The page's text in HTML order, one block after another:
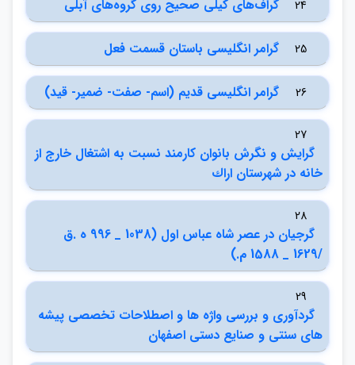
24 گراف‌هاي كيلي صحيح روي گروه‌هاي آبلي
25 گرامر انگليسي باستان قسمت فعل
26 گرامر انگليسي قديم (اسم- صفت- ضمير- قيد)
27
گرايش و نگرش بانوان كارمند نسبت به اشتغال خارج از
خانه در شهرستان اراك
28
گرجيان در عصر شاه عباس اول (1038 _ 996 ه .ق
/1629 _ 1588 م.)
29
گردآوري و بررسي واژه ها و اصطلاحات تخصصي پيشه
هاي سنتي و صنايع دستي اصفهان